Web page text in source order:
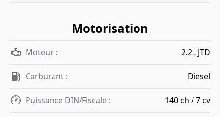
Motorisation
Moteur : 2.2L JTD
Carburant : Diesel
Puissance DIN/Fiscale : 140 ch / 7 cv